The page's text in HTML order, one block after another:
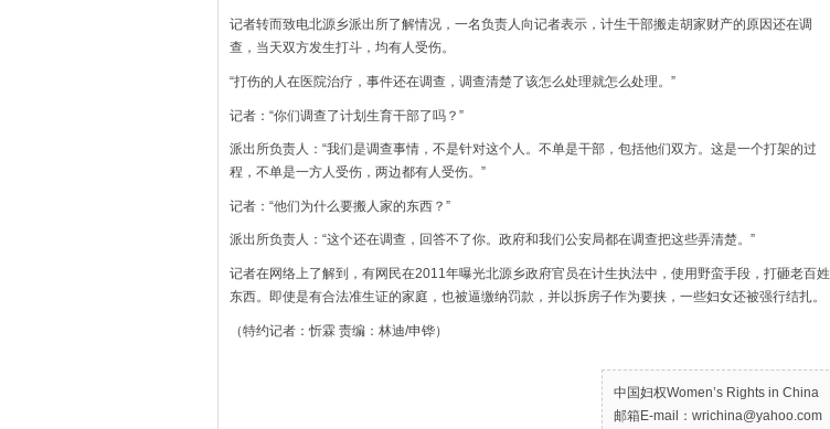
记者转而致电北源乡派出所了解情况，一名负责人向记者表示，计生干部搬走胡家财产的原因还在调
查，当天双方发生打斗，均有人受伤。
“打伤的人在医院治疗，事件还在调查，调查清楚了该怎么处理就怎么处理。”
记者：“你们调查了计划生育干部了吗？”
派出所负责人：“我们是调查事情，不是针对这个人。不单是干部，包括他们双方。这是一个打架的过
程，不单是一方人受伤，两边都有人受伤。”
记者：“他们为什么要搬人家的东西？”
派出所负责人：“这个还在调查，回答不了你。政府和我们公安局都在调查把这些弄清楚。”
记者在网络上了解到，有网民在2011年曝光北源乡政府官员在计生执法中，使用野蛮手段，打砸老百姓
东西。即使是有合法准生证的家庭，也被逼缴纳罚款，并以拆房子作为要挟，一些妇女还被强行结扎。
（特约记者：忻霖 责编：林迪/申铧）
中国妇权Women’s Rights in China
邮箱E-mail：wrichina@yahoo.com